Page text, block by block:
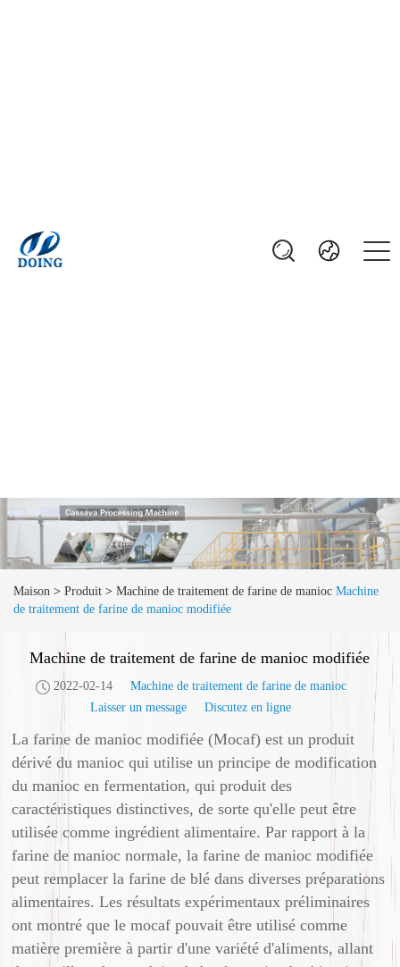
Maison > Produit > Machine de traitement de farine de manioc Machine
de traitement de farine de manioc modifiée
Machine de traitement de farine de manioc modifiée
2022-02-14
Machine de traitement de farine de manioc
Laisser un message
Discutez en ligne
La farine de manioc modifiée (Mocaf) est un produit
dérivé du manioc qui utilise un principe de modification
du manioc en fermentation, qui produit des
caractéristiques distinctives, de sorte qu'elle peut être
utilisée comme ingrédient alimentaire. Par rapport à la
farine de manioc normale, la farine de manioc modifiée
peut remplacer la farine de blé dans diverses préparations
alimentaires. Les résultats expérimentaux préliminaires
ont montré que le mocaf pouvait être utilisé comme
matière première à partir d'une variété d'aliments, allant